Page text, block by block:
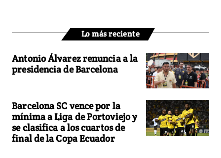
Lo más reciente
Antonio Álvarez renuncia a la
presidencia de Barcelona
Barcelona SC vence por la
mínima a Liga de Portoviejo y
se clasifica a los cuartos de
final de la Copa Ecuador